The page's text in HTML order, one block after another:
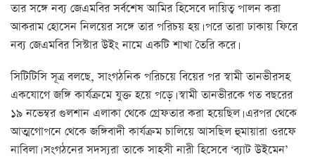
তার সঙ্গে নব্য জেএমবির সর্বশেষ আমির হিসেবে দায়িত্ব পালন করা
আকরাম হোসেন নিলয়ের সঙ্গে তার পরিচয় হয়। পরে তারা ঢাকায় ফিরে
নব্য জেএমবির সিস্টার উইং নামে একটি শাখা তৈরি করে।
সিটিটিসি সূত্র বলছে, সাংগঠনিক পরিচয়ে বিয়ের পর স্বামী তানভীরসহ
একযোগে জঙ্গি কার্যক্রমে যুক্ত হয়ে পড়ে। স্বামী তানভীরকে গত বছরের
১৯ নভেম্বর গুলশান এলাকা থেকে গ্রেফতার করা হয়েছিল। এরপর থেকে
আত্মগোপনে থেকে জঙ্গিবাদী কার্যক্রম চালিয়ে আসছিল হুমায়ারা ওরফে
নাবিলা। সংগঠনের সদস্যরা তাকে সাহসী নারী হিসেবে ‘ব্যাট উইমেন’